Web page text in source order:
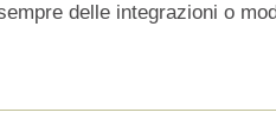
delle integrazioni o